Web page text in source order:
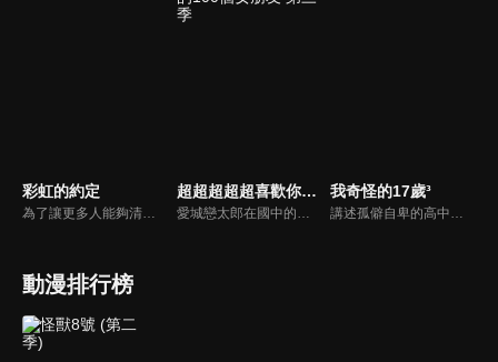
彩虹的約定 超超超超超喜歡你的100個女朋友 第三季 我奇怪的17歲³
動漫排行榜